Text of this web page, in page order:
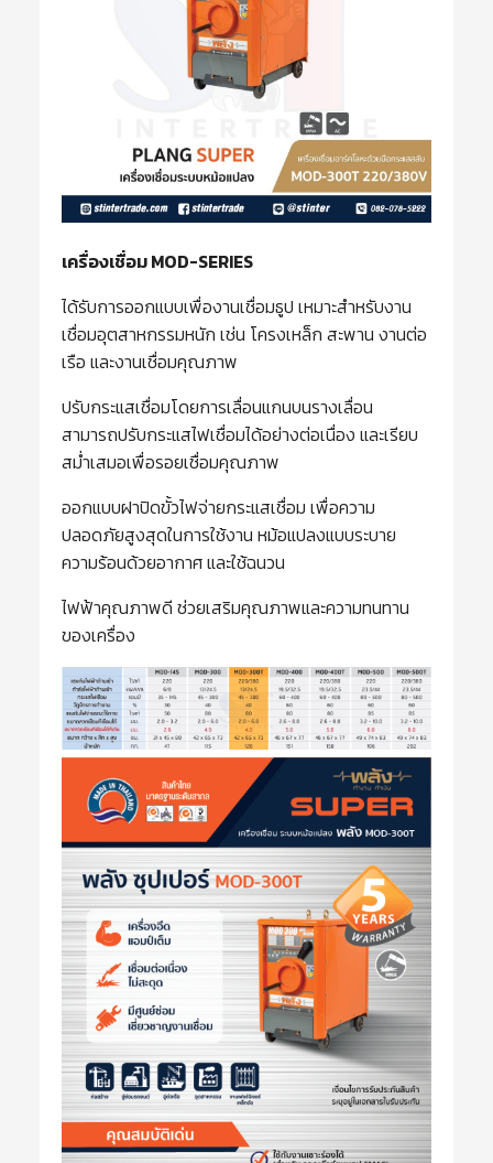
เครื่องเชื่อม MOD-SERIES
ได้รับการออกแบบเพื่องานเชื่อมธูป เหมาะสำหรับงาน
เชื่อมอุตสาหกรรมหนัก เช่น โครงเหล็ก สะพาน งานต่อ
เรือ และงานเชื่อมคุณภาพ
ปรับกระแสเชื่อมโดยการเลื่อนแกนบนรางเลื่อน
สามารถปรับกระแสไฟเชื่อมได้อย่างต่อเนื่อง และเรียบ
สม่ำเสมอเพื่อรอยเชื่อมคุณภาพ
ออกแบบฝาปิดขั้วไฟจ่ายกระแสเชื่อม เพื่อความ
ปลอดภัยสูงสุดในการใช้งาน หม้อแปลงแบบระบาย
ความร้อนด้วยอากาศ และใช้ฉนวน
ไฟฟ้าคุณภาพดี ช่วยเสริมคุณภาพและความทนทาน
ของเครื่อง